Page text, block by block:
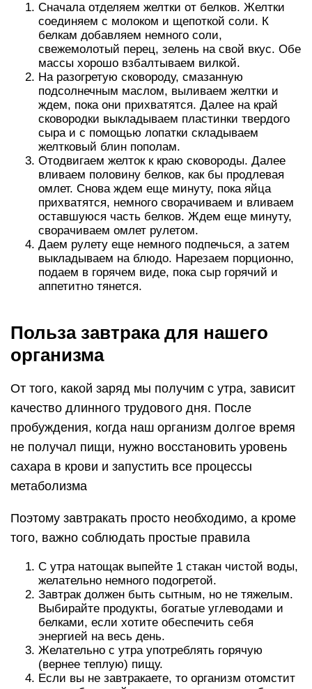
Сначала отделяем желтки от белков. Желтки
соединяем с молоком и щепоткой соли. К
белкам добавляем немного соли,
свежемолотый перец, зелень на свой вкус. Обе
массы хорошо взбалтываем вилкой.
На разогретую сковороду, смазанную
подсолнечным маслом, выливаем желтки и
ждем, пока они прихватятся. Далее на край
сковородки выкладываем пластинки твердого
сыра и с помощью лопатки складываем
желтковый блин пополам.
Отодвигаем желток к краю сковороды. Далее
вливаем половину белков, как бы продлевая
омлет. Снова ждем еще минуту, пока яйца
прихватятся, немного сворачиваем и вливаем
оставшуюся часть белков. Ждем еще минуту,
сворачиваем омлет рулетом.
Даем рулету еще немного подпечься, а затем
выкладываем на блюдо. Нарезаем порционно,
подаем в горячем виде, пока сыр горячий и
аппетитно тянется.
Польза завтрака для нашего
организма
От того, какой заряд мы получим с утра, зависит
качество длинного трудового дня. После
пробуждения, когда наш организм долгое время
не получал пищи, нужно восстановить уровень
сахара в крови и запустить все процессы
метаболизма
Поэтому завтракать просто необходимо, а кроме
того, важно соблюдать простые правила
С утра натощак выпейте 1 стакан чистой воды,
желательно немного подогретой.
Завтрак должен быть сытным, но не тяжелым.
Выбирайте продукты, богатые углеводами и
белками, если хотите обеспечить себя
энергией на весь день.
Желательно с утра употреблять горячую
(вернее теплую) пищу.
Если вы не завтракаете, то организм отомстит